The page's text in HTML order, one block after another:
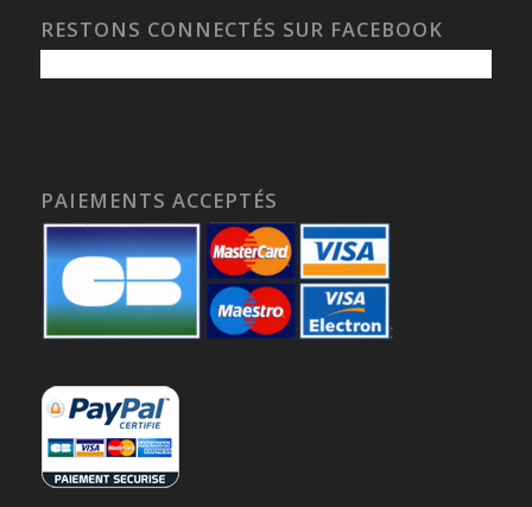
RESTONS CONNECTÉS SUR FACEBOOK
PAIEMENTS ACCEPTÉS